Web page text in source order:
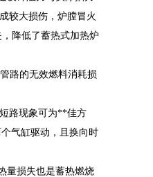
较大损伤，炉膛冒火
降低了蓄热式加热炉
路的无效燃料消耗损
路现象可为**佳方
气缸驱动，且换向时
量损失也是蓄热燃烧